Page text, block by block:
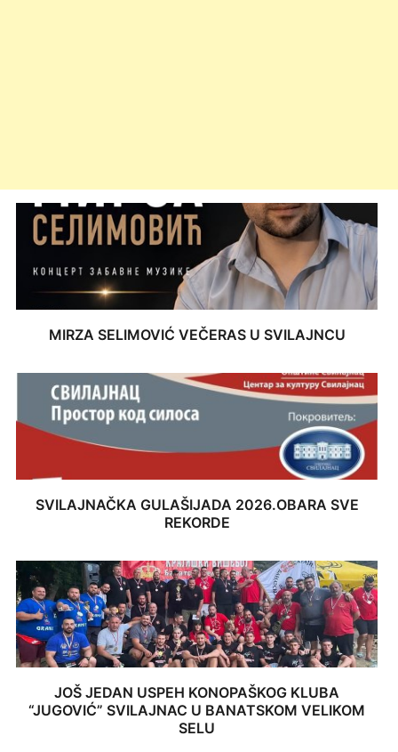
MIRZA SELIMOVIĆ VEČERAS U SVILAJNCU
SVILAJNAČKA GULAŠIJADA 2026.OBARA SVE
REKORDE
JOŠ JEDAN USPEH KONOPAŠKOG KLUBA
“JUGOVIĆ” SVILAJNAC U BANATSKOM VELIKOM
SELU